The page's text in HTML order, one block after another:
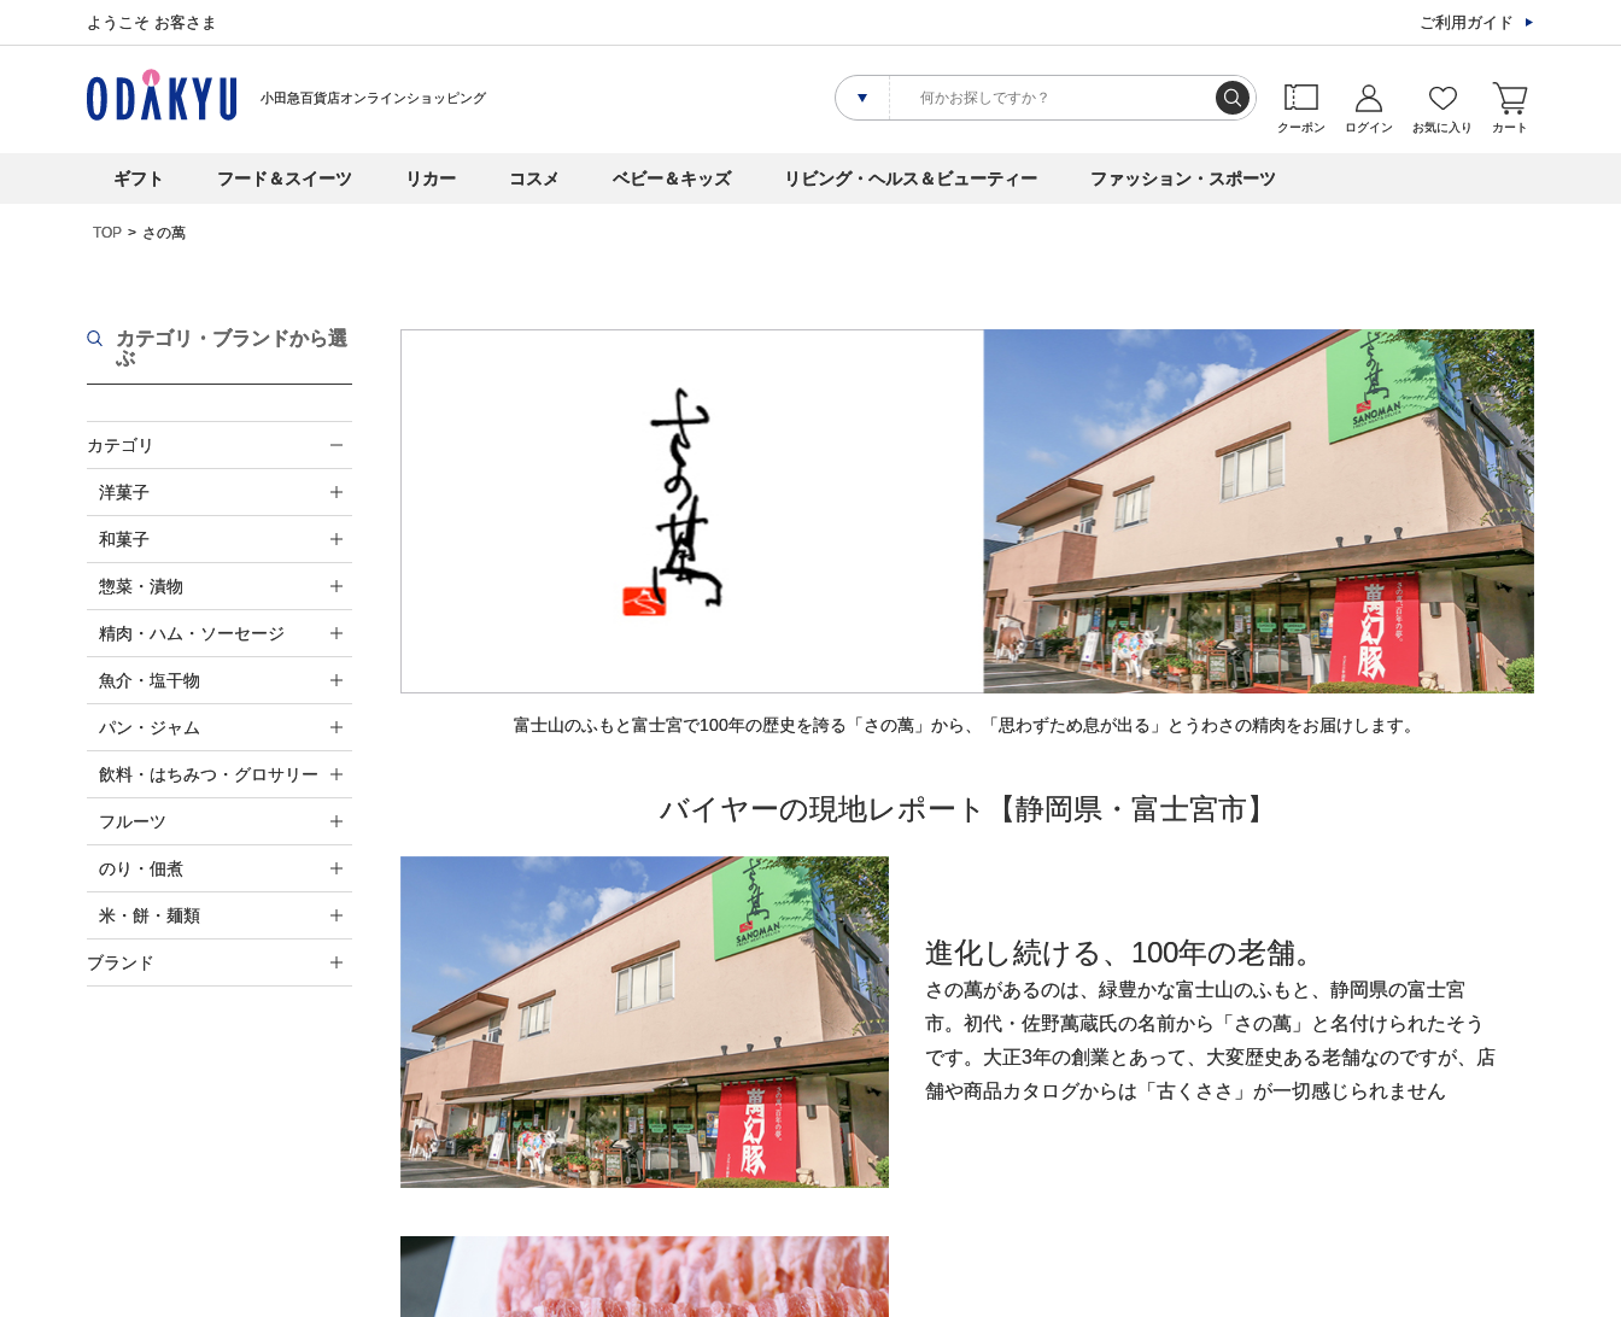
ようこそ お客さま ご利用ガイド
小田急百貨店オンラインショッピング
クーポン ログイン お気に入り カート
ギフト フード＆スイーツ リカー コスメ ベビー＆キッズ リビング・ヘルス＆ビューティー ファッション・スポーツ
TOP さの萬
カテゴリ・ブランドから選
ぶ
カテゴリ
洋菓子
和菓子
惣菜・漬物
精肉・ハム・ソーセージ
魚介・塩干物
パン・ジャム
飲料・はちみつ・グロサリー
フルーツ
のり・佃煮
米・餅・麺類
ブランド
富士山のふもと富士宮で100年の歴史を誇る「さの萬」から、「思わずため息が出る」とうわさの精肉をお届けします。
バイヤーの現地レポート 【静岡県・富士宮市】
進化し続ける、100年の老舗。
さの萬があるのは、緑豊かな富士山のふもと、静岡県の富士宮
市。初代・佐野萬蔵氏の名前から「さの萬」と名付けられたそう
です。大正3年の創業とあって、大変歴史ある老舗なのですが、店
舗や商品カタログからは「古くささ」が一切感じられません